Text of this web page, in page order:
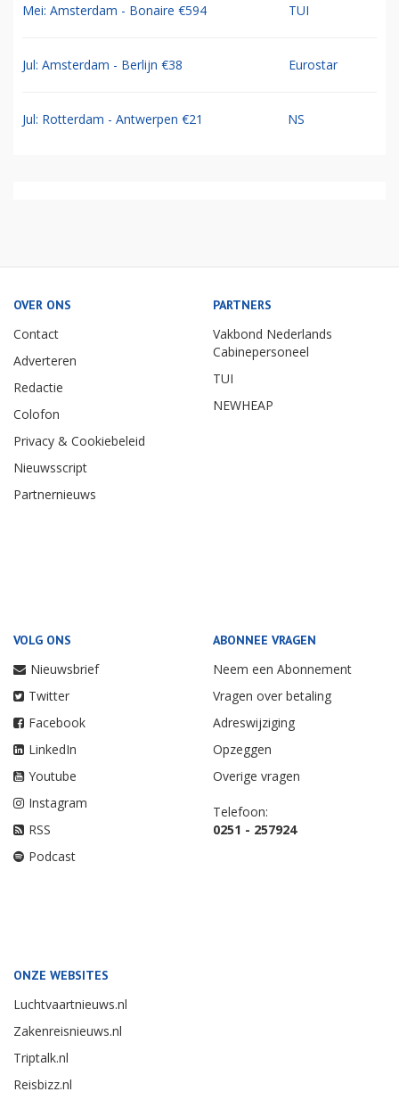
Mei: Amsterdam - Bonaire €594 TUI
Jul: Amsterdam - Berlijn €38 Eurostar
Jul: Rotterdam - Antwerpen €21 NS
OVER ONS
Contact
Adverteren
Redactie
Colofon
Privacy & Cookiebeleid
Nieuwsscript
Partnernieuws
PARTNERS
Vakbond Nederlands
Cabinepersoneel
TUI
NEWHEAP
VOLG ONS
Nieuwsbrief
Twitter
Facebook
LinkedIn
Youtube
Instagram
RSS
Podcast
ABONNEE VRAGEN
Neem een Abonnement
Vragen over betaling
Adreswijziging
Opzeggen
Overige vragen
Telefoon:
0251 - 257924
ONZE WEBSITES
Luchtvaartnieuws.nl
Zakenreisnieuws.nl
Triptalk.nl
Reisbizz.nl